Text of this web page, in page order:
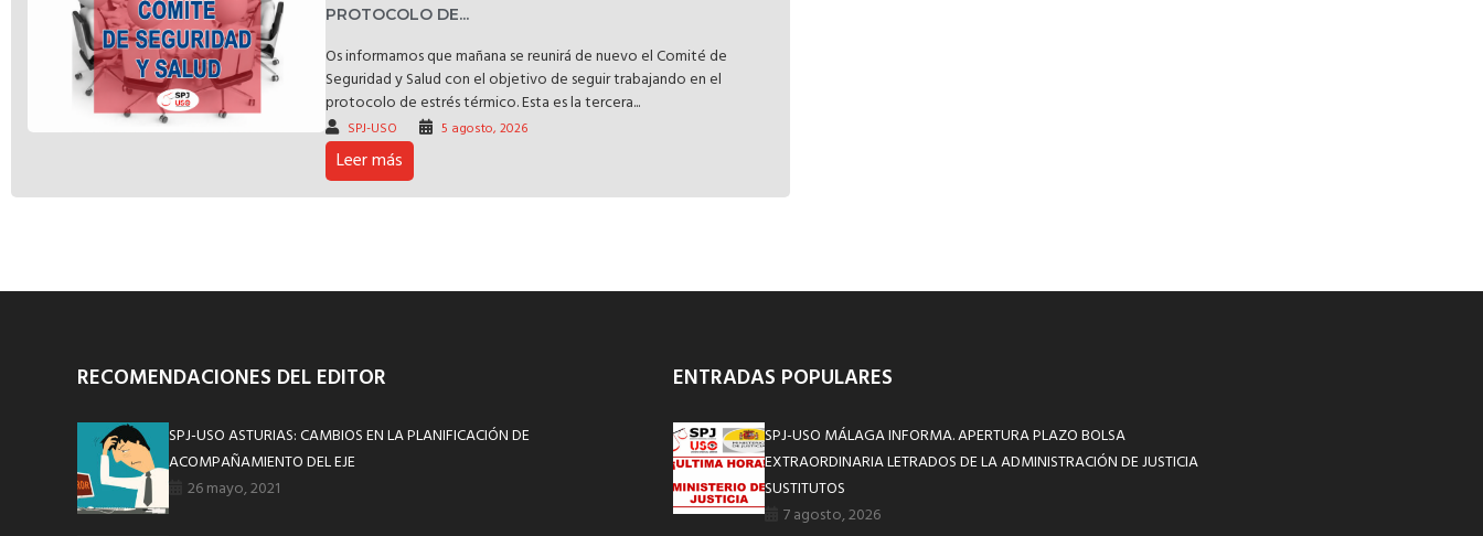
PROTOCOLO DE...
Os informamos que mañana se reunirá de nuevo el Comité de
Seguridad y Salud con el objetivo de seguir trabajando en el
protocolo de estrés térmico. Esta es la tercera...
SPJ-USO 5 agosto, 2026
Leer más
RECOMENDACIONES DEL EDITOR
SPJ-USO ASTURIAS: CAMBIOS EN LA PLANIFICACIÓN DE
ACOMPAÑAMIENTO DEL EJE
26 mayo, 2021
ENTRADAS POPULARES
SPJ-USO MÁLAGA INFORMA. APERTURA PLAZO BOLSA
EXTRAORDINARIA LETRADOS DE LA ADMINISTRACIÓN DE JUSTICIA
SUSTITUTOS
7 agosto, 2026